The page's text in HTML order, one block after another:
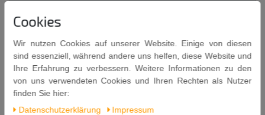
Weitere Details
Sushi Maker für Maki Sushi
Die perfekte Art wohlgeformte, professionelle Sushi-Rollen (Futo
Maki) vorzubereiten.
Futo Maki 太巻き dt. dicke Rolle
Cookies
Wir nutzen Cookies auf unserer Website. Einige von diesen
sind essenziell, während andere uns helfen, diese Website und
Ihre Erfahrung zu verbessern. Weitere Informationen zu den
von uns verwendeten Cookies und Ihren Rechten als Nutzer
finden Sie hier:
Daten­schutz­erklärung
Impressum